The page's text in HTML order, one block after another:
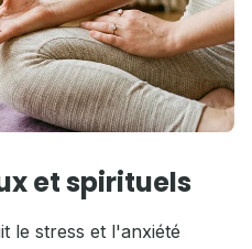
et spirituels
le stress et l'anxiété